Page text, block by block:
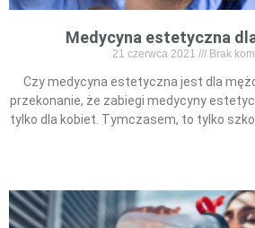
Medycyna estetyczna
21 czerwca 2021 Brak
Czy medycyna estetyczna jest dla
przekonanie, że zabiegi medycyny
tylko dla kobiet. Tymczasem, to tylko